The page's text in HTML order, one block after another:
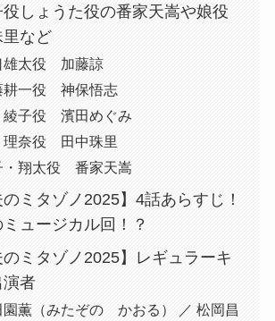
しょうた役の番家天嵩や娘役
など
雄太役 加藤諒
耕一役 神保悟志
子役 濱田めぐみ
理奈役 田中珠里
・翔太役 番家天嵩
のミタゾノ2025】4話あらすじ！
ュージカル回！？
のミタゾノ2025】レギュラーキ
演者
園薫（みたぞの かおる） ／ 松岡昌